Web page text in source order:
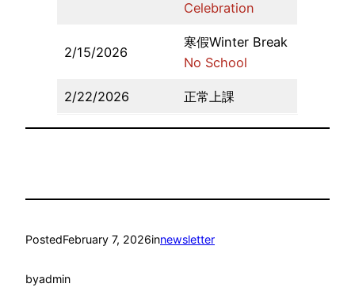
Celebration
2/15/2026
寒假Winter Break
No School
2/22/2026 正常上課
PostedFebruary 7, 2026innewsletter
byadmin